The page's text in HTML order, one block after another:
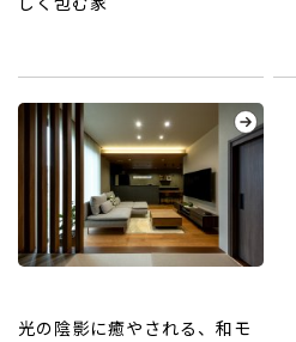
光の陰影に癒やされる、和モ